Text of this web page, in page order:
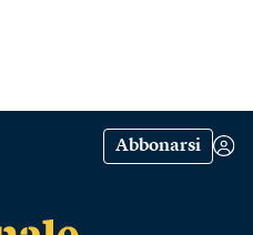
Abbonarsi